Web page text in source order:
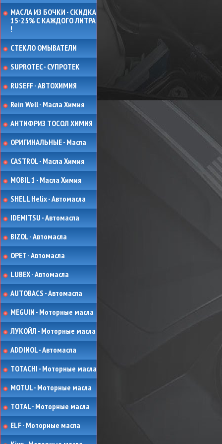
МАСЛА ИЗ БОЧКИ - СКИДКА
15-25% С КАЖДОГО ЛИТРА
!
СТЕКЛО ОМЫВАТЕЛИ
SUPROTEC - СУПРОТЕК
RUSEFF - АВТОХИМИЯ
Rein Well - Масла Химия
АНТИФРИЗ ТОСОЛ ХИМИЯ
ОРИГИНАЛЬНЫЕ - Масла
CASTROL - Масла Химия
MOBIL 1 - Масла Химия
SHELL Helix - Автомасла
IDEMITSU - Автомасла
BIZOL - Автомасла
OPET - Автомасла
LUBEX - Автомасла
AUTOBACS - Автомасла
MEGUIN - Моторные масла
ЛУКОЙЛ - Моторные масла
ADDINOL - Автомасла
TOTACHI - Моторные масла
MOTUL - Моторные масла
TOTAL - Моторные масла
ELF - Моторные масла